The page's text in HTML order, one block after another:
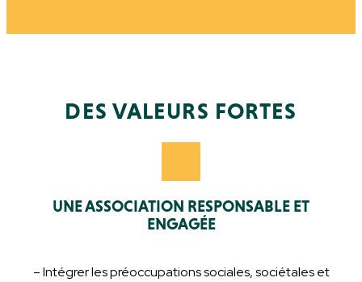
DES VALEURS FORTES
UNE ASSOCIATION RESPONSABLE ET
ENGAGÉE
– Intégrer les préoccupations sociales, sociétales et